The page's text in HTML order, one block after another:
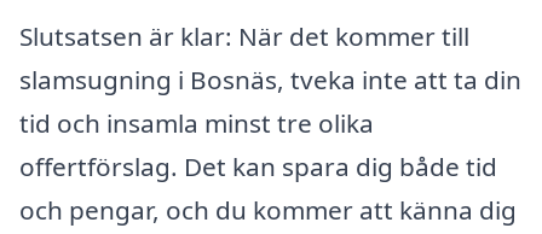
Slutsatsen är klar: När det kommer till
slamsugning i Bosnäs, tveka inte att ta din
tid och insamla minst tre olika
offertförslag. Det kan spara dig både tid
och pengar, och du kommer att känna dig